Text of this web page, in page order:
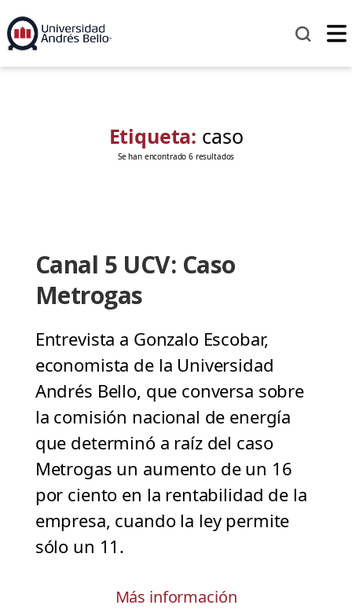
Etiqueta: caso
Se han encontrado 6 resultados
Canal 5 UCV: Caso
Metrogas
Entrevista a Gonzalo Escobar,
economista de la Universidad
Andrés Bello, que conversa sobre
la comisión nacional de energía
que determinó a raíz del caso
Metrogas un aumento de un 16
por ciento en la rentabilidad de la
empresa, cuando la ley permite
sólo un 11.
Más información